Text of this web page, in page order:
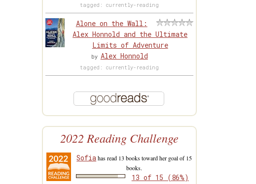
tagged: currently-reading
Alone on the Wall:
Alex Honnold and the Ultimate
Limits of Adventure
by Alex Honnold
tagged: currently-reading
2022 Reading Challenge
Sofiahas read 13 books toward her goal of 15
books.
13 of 15 (86%)